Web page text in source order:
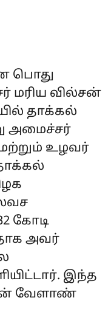
பொது
மரிய வில்சன்
தாக்கல்
அமைச்சர்
உழவர்
கோடி
அவர்
இந்த
வேளாண்